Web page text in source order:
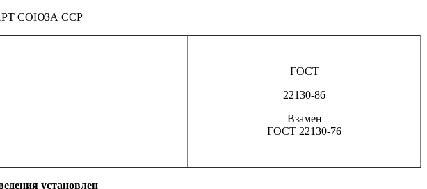
СОЮЗА ССР
ГОСТ
22130-86
Взамен
ГОСТ 22130-76
установлен